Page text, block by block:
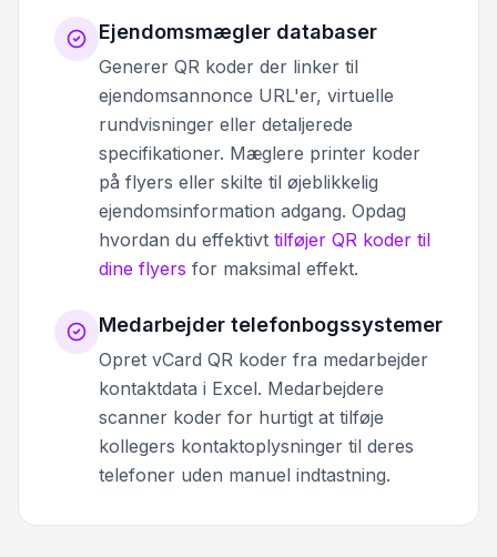
Ejendomsmægler databaser
Generer QR koder der linker til
ejendomsannonce URL'er, virtuelle
rundvisninger eller detaljerede
specifikationer. Mæglere printer koder
på flyers eller skilte til øjeblikkelig
ejendomsinformation adgang. Opdag
hvordan du effektivt tilføjer QR koder til
dine flyers for maksimal effekt.
Medarbejder telefonbogssystemer
Opret vCard QR koder fra medarbejder
kontaktdata i Excel. Medarbejdere
scanner koder for hurtigt at tilføje
kollegers kontaktoplysninger til deres
telefoner uden manuel indtastning.